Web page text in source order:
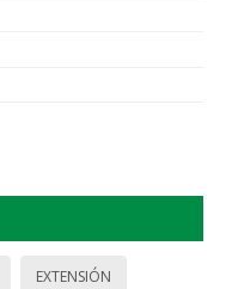
EXTENSIÓN